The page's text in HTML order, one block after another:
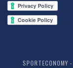
SPORTECONOMY